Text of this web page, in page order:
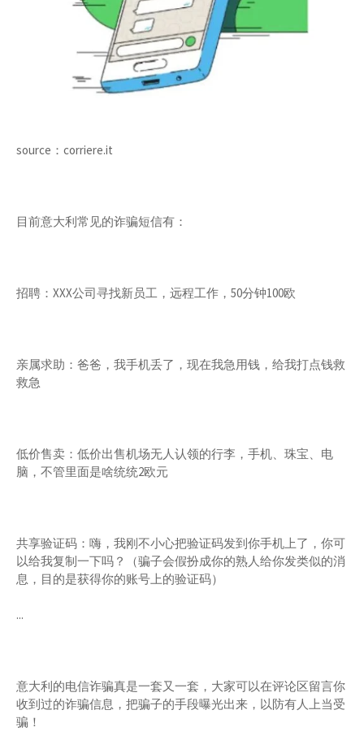
source：corriere.it
目前意大利常见的诈骗短信有：
招聘：XXX公司寻找新员工，远程工作，50分钟100欧
亲属求助：爸爸，我手机丢了，现在我急用钱，给我打点钱救
救急
低价售卖：低价出售机场无人认领的行李，手机、珠宝、电
脑，不管里面是啥统统2欧元
共享验证码：嗨，我刚不小心把验证码发到你手机上了，你可
以给我复制一下吗？（骗子会假扮成你的熟人给你发类似的消
息，目的是获得你的账号上的验证码）
...
意大利的电信诈骗真是一套又一套，大家可以在评论区留言你
收到过的诈骗信息，把骗子的手段曝光出来，以防有人上当受
骗！